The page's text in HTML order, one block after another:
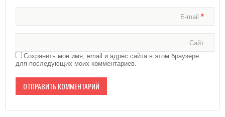
E-mail*
Сайт
Сохранить моё имя, email и адрес сайта в этом браузере
для последующих моих комментариев.